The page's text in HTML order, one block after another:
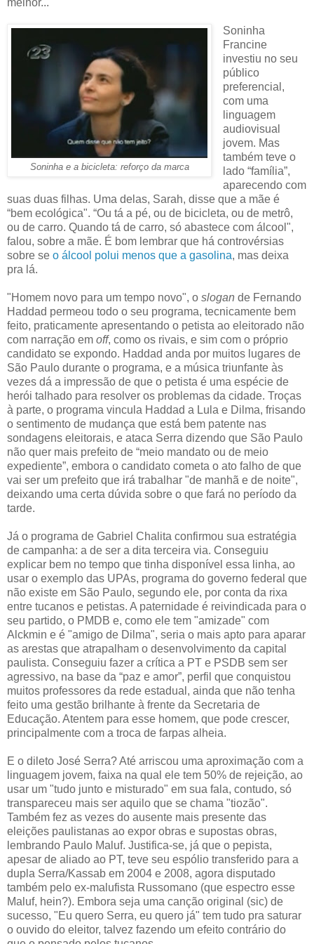
melhor...
Soninha e a bicicleta: reforço da marca
Soninha
Francine
investiu no seu
público
preferencial,
com uma
linguagem
audiovisual
jovem. Mas
também teve o
lado “família”,
aparecendo com
suas duas filhas. Uma delas, Sarah, disse que a mãe é
“bem ecológica". “Ou tá a pé, ou de bicicleta, ou de metrô,
ou de carro. Quando tá de carro, só abastece com álcool",
falou, sobre a mãe. É bom lembrar que há controvérsias
sobre se o álcool polui menos que a gasolina, mas deixa
pra lá.
"Homem novo para um tempo novo", o slogan de Fernando
Haddad permeou todo o seu programa, tecnicamente bem
feito, praticamente apresentando o petista ao eleitorado não
com narração em off, como os rivais, e sim com o próprio
candidato se expondo. Haddad anda por muitos lugares de
São Paulo durante o programa, e a música triunfante às
vezes dá a impressão de que o petista é uma espécie de
herói talhado para resolver os problemas da cidade. Troças
à parte, o programa vincula Haddad a Lula e Dilma, frisando
o sentimento de mudança que está bem patente nas
sondagens eleitorais, e ataca Serra dizendo que São Paulo
não quer mais prefeito de “meio mandato ou de meio
expediente”, embora o candidato cometa o ato falho de que
vai ser um prefeito que irá trabalhar "de manhã e de noite",
deixando uma certa dúvida sobre o que fará no período da
tarde.
Já o programa de Gabriel Chalita confirmou sua estratégia
de campanha: a de ser a dita terceira via. Conseguiu
explicar bem no tempo que tinha disponível essa linha, ao
usar o exemplo das UPAs, programa do governo federal que
não existe em São Paulo, segundo ele, por conta da rixa
entre tucanos e petistas. A paternidade é reivindicada para o
seu partido, o PMDB e, como ele tem "amizade" com
Alckmin e é "amigo de Dilma", seria o mais apto para aparar
as arestas que atrapalham o desenvolvimento da capital
paulista. Conseguiu fazer a crítica a PT e PSDB sem ser
agressivo, na base da “paz e amor”, perfil que conquistou
muitos professores da rede estadual, ainda que não tenha
feito uma gestão brilhante à frente da Secretaria de
Educação. Atentem para esse homem, que pode crescer,
principalmente com a troca de farpas alheia.
E o dileto José Serra? Até arriscou uma aproximação com a
linguagem jovem, faixa na qual ele tem 50% de rejeição, ao
usar um "tudo junto e misturado" em sua fala, contudo, só
transpareceu mais ser aquilo que se chama "tiozão".
Também fez as vezes do ausente mais presente das
eleições paulistanas ao expor obras e supostas obras,
lembrando Paulo Maluf. Justifica-se, já que o pepista,
apesar de aliado ao PT, teve seu espólio transferido para a
dupla Serra/Kassab em 2004 e 2008, agora disputado
também pelo ex-malufista Russomano (que espectro esse
Maluf, hein?). Embora seja uma canção original (sic) de
sucesso, "Eu quero Serra, eu quero já" tem tudo pra saturar
o ouvido do eleitor, talvez fazendo um efeito contrário do